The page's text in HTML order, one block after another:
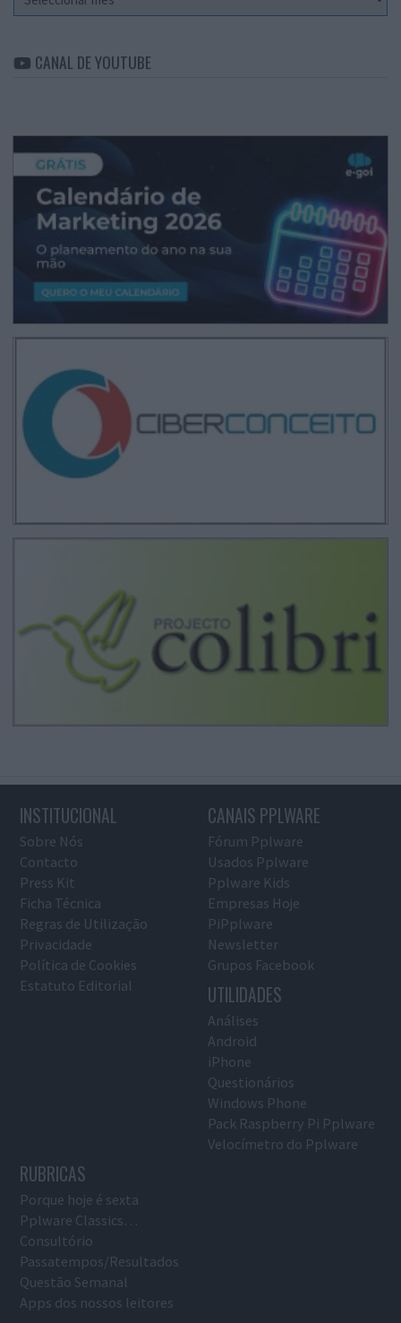
CANAL DE YOUTUBE
INSTITUCIONAL
Sobre Nós
Contacto
Press Kit
Ficha Técnica
Regras de Utilização
Privacidade
Política de Cookies
Estatuto Editorial
CANAIS PPLWARE
Fórum Pplware
Usados Pplware
Pplware Kids
Empresas Hoje
PiPplware
Newsletter
Grupos Facebook
UTILIDADES
Análises
Android
iPhone
Questionários
Windows Phone
Pack Raspberry Pi Pplware
Velocímetro do Pplware
RUBRICAS
Porque hoje é sexta
Pplware Classics…
Consultório
Passatempos/Resultados
Questão Semanal
Apps dos nossos leitores